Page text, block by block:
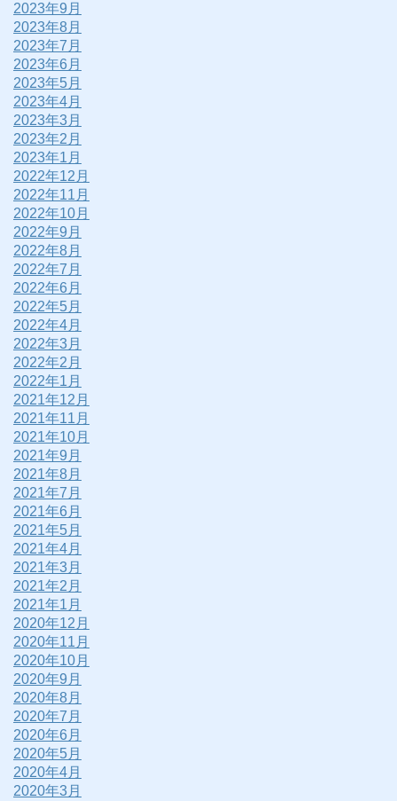
2023年9月
2023年8月
2023年7月
2023年6月
2023年5月
2023年4月
2023年3月
2023年2月
2023年1月
2022年12月
2022年11月
2022年10月
2022年9月
2022年8月
2022年7月
2022年6月
2022年5月
2022年4月
2022年3月
2022年2月
2022年1月
2021年12月
2021年11月
2021年10月
2021年9月
2021年8月
2021年7月
2021年6月
2021年5月
2021年4月
2021年3月
2021年2月
2021年1月
2020年12月
2020年11月
2020年10月
2020年9月
2020年8月
2020年7月
2020年6月
2020年5月
2020年4月
2020年3月